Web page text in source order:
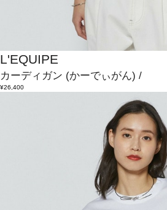
L'EQUIPE
カーディガン (かーでぃがん) /
¥26,400